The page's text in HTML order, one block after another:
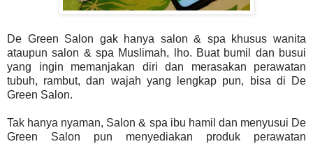
De Green Salon gak hanya salon & spa khusus wanita
ataupun salon & spa Muslimah, lho. Buat bumil dan busui
yang ingin memanjakan diri dan merasakan perawatan
tubuh, rambut, dan wajah yang lengkap pun, bisa di De
Green Salon.
Tak hanya nyaman, Salon & spa ibu hamil dan menyusui De
Green Salon pun menyediakan produk perawatan